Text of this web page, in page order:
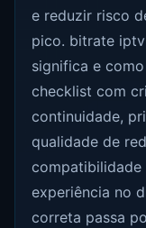
e reduzir risco
pico. bitrate
significa e
checklist com
continuidade,
qualidade de
compatibilidade
experiência no
correta passa